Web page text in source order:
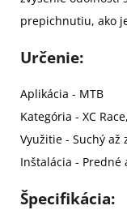
prepichnutiu, ako
Určenie:
Aplikácia - MTB
Kategória - XC
Využitie - Suchý až
Inštalácia - Predné
Špecifikácia: